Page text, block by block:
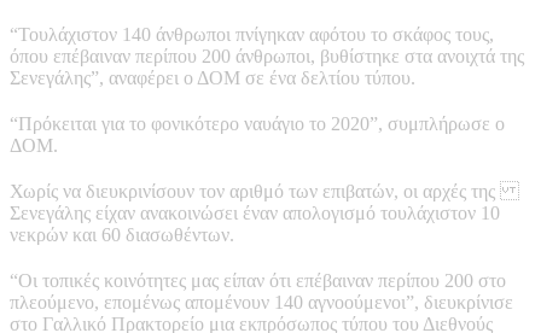
“Τουλάχιστον 140 άνθρωποι πνίγηκαν αφότου το σκάφος τους,
όπου επέβαιναν περίπου 200 άνθρωποι, βυθίστηκε στα ανοιχτά της
Σενεγάλης”, αναφέρει ο ΔΟΜ σε ένα δελτίου τύπου.
“Πρόκειται για το φονικότερο ναυάγιο το 2020”, συμπλήρωσε ο
ΔΟΜ.
Χωρίς να διευκρινίσουν τον αριθμό των επιβατών, οι αρχές της
Σενεγάλης είχαν ανακοινώσει έναν απολογισμό τουλάχιστον 10
νεκρών και 60 διασωθέντων.
“Οι τοπικές κοινότητες μας είπαν ότι επέβαιναν περίπου 200 στο
πλεούμενο, επομένως απομένουν 140 αγνοούμενοι”, διευκρίνισε
στο Γαλλικό Πρακτορείο μια εκπρόσωπος τύπου του Διεθνούς